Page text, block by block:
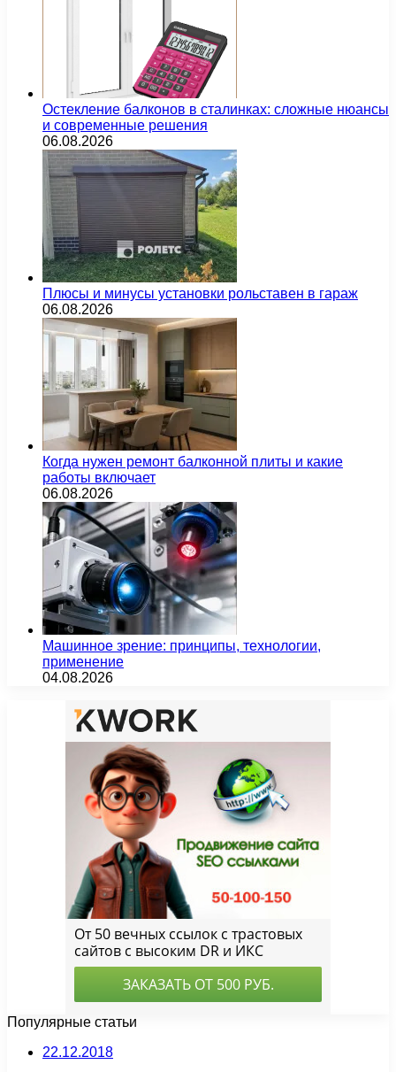
Остекление балконов в сталинках: сложные нюансы
и современные решения
06.08.2026
Плюсы и минусы установки рольставен в гараж
06.08.2026
Когда нужен ремонт балконной плиты и какие
работы включает
06.08.2026
Машинное зрение: принципы, технологии,
применение
04.08.2026
Популярные статьи
22.12.2018